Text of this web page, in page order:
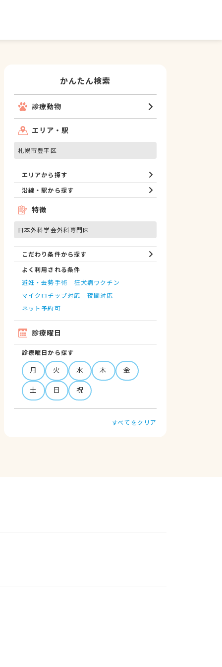
かんたん検索
診療動物
エリア・駅
札幌市豊平区
エリアから探す
沿線・駅から探す
特徴
日本外科学会外科専門医
こだわり条件から探す
よく利用される条件
避妊・去勢手術
狂犬病ワクチン
マイクロチップ対応
夜間対応
ネット予約可
診療曜日
診療曜日から探す
月 火 水 木
金
土
日 祝
すべてをクリア